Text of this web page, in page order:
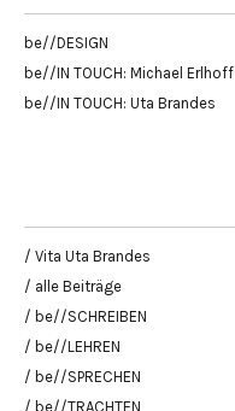
be//DESIGN
be//IN TOUCH: Michael Erlhoff
be//IN TOUCH: Uta Brandes
/ Vita Uta Brandes
/ alle Beiträge
/ be//SCHREIBEN
/ be//LEHREN
/ be//SPRECHEN
/ be//TRACHTEN